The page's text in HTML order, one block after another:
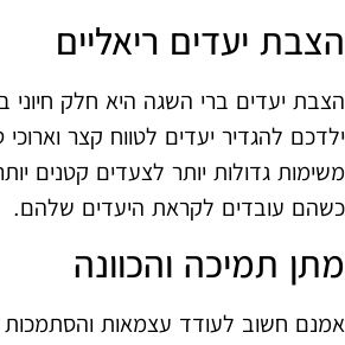
הצבת יעדים ריאליים
הצבת יעדים ברי השגה היא חלק
ילדכם להגדיר יעדים לטווח קצר
משימות גדולות יותר לצעדים קטנים
כשהם עובדים לקראת היעדים שלהם.
מתן תמיכה והכוונה
אמנם חשוב לעודד עצמאות